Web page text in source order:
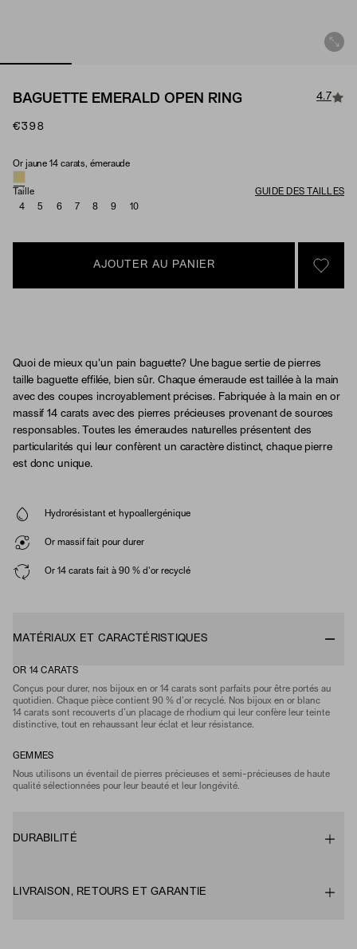
BAGUETTE EMERALD OPEN RING 4.7
€398
Material & Stone Options
Or jaune 14 carats, émeraude
Taille
GUIDE DES TAILLES
4
5 6 7 8 9 10
AJOUTER AU PANIER
SIGN
Quoi de mieux qu'un pain baguette? Une bague sertie de pierres
taille baguette effilée, bien sûr. Chaque émeraude est taillée à la main
avec des coupes incroyablement précises. Fabriquée à la main en or
massif 14 carats avec des pierres précieuses provenant de sources
responsables. Toutes les émeraudes naturelles présentent des
particularités qui leur confèrent un caractère distinct, chaque pierre
est donc unique.
Hydrorésistant et hypoallergénique
Or massif fait pour durer
Or 14 carats fait à 90 % d'or recyclé
MATÉRIAUX ET CARACTÉRISTIQUES
OR 14 CARATS
Conçus pour durer, nos bijoux en or 14 carats sont parfaits pour être portés au
quotidien. Chaque pièce contient 90 % d’or recyclé. Nos bijoux en or blanc
14 carats sont recouverts d’un placage de rhodium qui leur confère leur teinte
distinctive, tout en rehaussant leur éclat et leur résistance.
GEMMES
Nous utilisons un éventail de pierres précieuses et semi-précieuses de haute
qualité sélectionnées pour leur beauté et leur longévité.
DURABILITÉ
LIVRAISON, RETOURS ET GARANTIE